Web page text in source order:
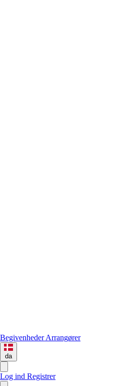
BegivenhederArrangører
da
Log ind Registrer